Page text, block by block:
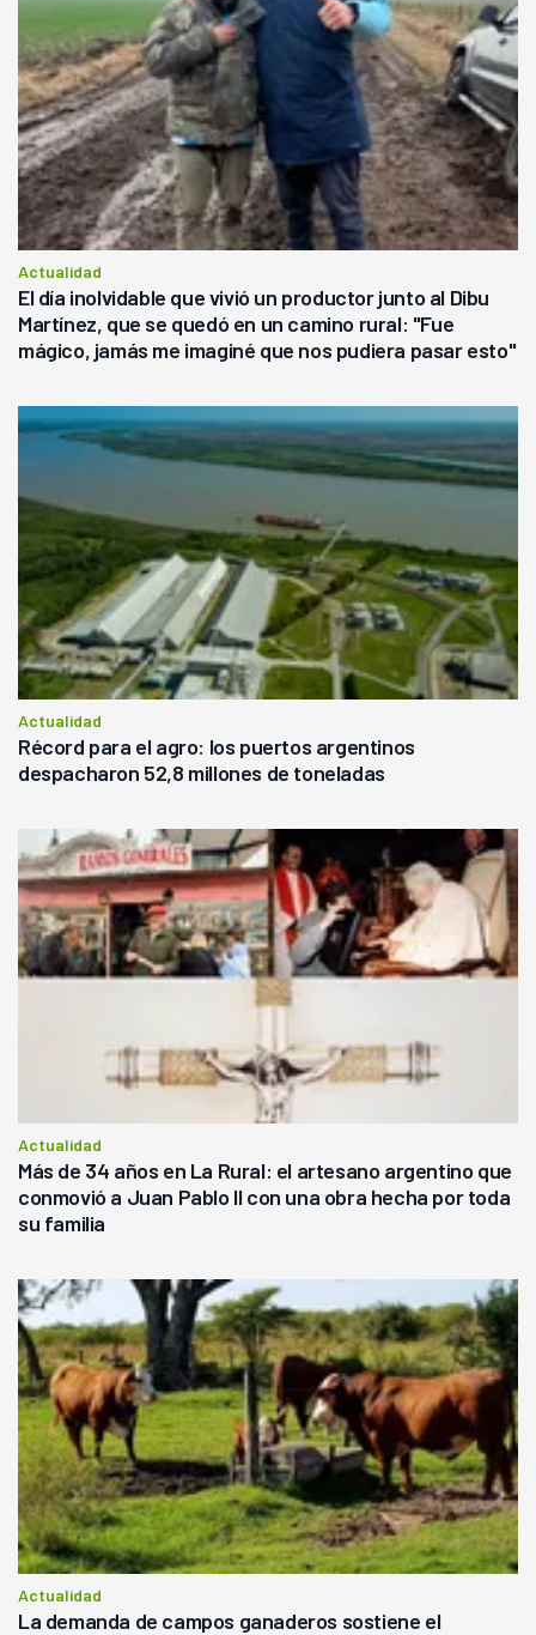
Actualidad
El día inolvidable que vivió un productor junto al Dibu
Martínez, que se quedó en un camino rural: "Fue
mágico, jamás me imaginé que nos pudiera pasar esto"
Actualidad
Récord para el agro: los puertos argentinos
despacharon 52,8 millones de toneladas
Actualidad
Más de 34 años en La Rural: el artesano argentino que
conmovió a Juan Pablo II con una obra hecha por toda
su familia
Actualidad
La demanda de campos ganaderos sostiene el